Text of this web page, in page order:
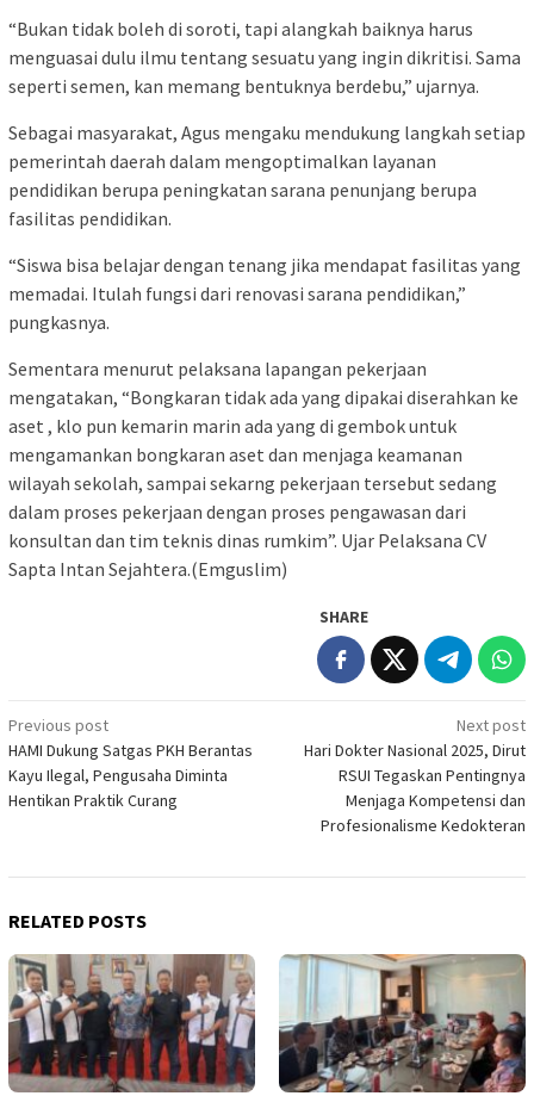
“Bukan tidak boleh di soroti, tapi alangkah baiknya harus
menguasai dulu ilmu tentang sesuatu yang ingin dikritisi. Sama
seperti semen, kan memang bentuknya berdebu,” ujarnya.
Sebagai masyarakat, Agus mengaku mendukung langkah setiap
pemerintah daerah dalam mengoptimalkan layanan
pendidikan berupa peningkatan sarana penunjang berupa
fasilitas pendidikan.
“Siswa bisa belajar dengan tenang jika mendapat fasilitas yang
memadai. Itulah fungsi dari renovasi sarana pendidikan,”
pungkasnya.
Sementara menurut pelaksana lapangan pekerjaan
mengatakan, “Bongkaran tidak ada yang dipakai diserahkan ke
aset , klo pun kemarin marin ada yang di gembok untuk
mengamankan bongkaran aset dan menjaga keamanan
wilayah sekolah, sampai sekarng pekerjaan tersebut sedang
dalam proses pekerjaan dengan proses pengawasan dari
konsultan dan tim teknis dinas rumkim”. Ujar Pelaksana CV
Sapta Intan Sejahtera.(Emguslim)
SHARE
Post
navigation
Previous post
HAMI Dukung Satgas PKH Berantas
Kayu Ilegal, Pengusaha Diminta
Hentikan Praktik Curang
Next post
Hari Dokter Nasional 2025, Dirut
RSUI Tegaskan Pentingnya
Menjaga Kompetensi dan
Profesionalisme Kedokteran
RELATED POSTS